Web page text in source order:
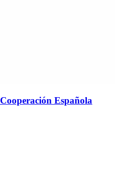
Cooperación Española